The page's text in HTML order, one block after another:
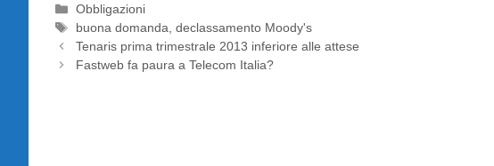
Categorie
Obbligazioni
Tag
buona domanda,declassamento Moody's
Tenaris prima trimestrale 2013 inferiore alle attese
Fastweb fa paura a Telecom Italia?